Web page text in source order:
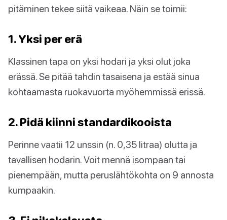
pitäminen tekee siitä vaikeaa. Näin se toimii:
1. Yksi per erä
Klassinen tapa on yksi hodari ja yksi olut joka
erässä. Se pitää tahdin tasaisena ja estää sinua
kohtaamasta ruokavuorta myöhemmissä erissä.
2. Pidä kiinni standardikooista
Perinne vaatii 12 unssin (n. 0,35 litraa) olutta ja
tavallisen hodarin. Voit mennä isompaan tai
pienempään, mutta peruslähtökohta on 9 annosta
kumpaakin.